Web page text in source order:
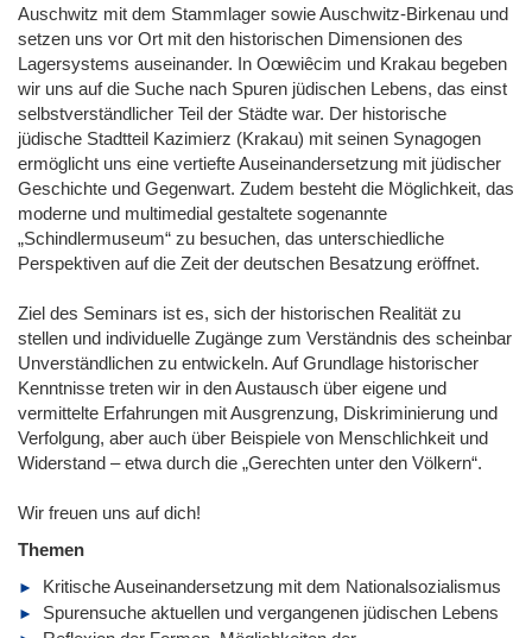
Auschwitz mit dem Stammlager sowie Auschwitz-Birkenau und
setzen uns vor Ort mit den historischen Dimensionen des
Lagersystems auseinander. In Oœwiêcim und Krakau begeben
wir uns auf die Suche nach Spuren jüdischen Lebens, das einst
selbstverständlicher Teil der Städte war. Der historische
jüdische Stadtteil Kazimierz (Krakau) mit seinen Synagogen
ermöglicht uns eine vertiefte Auseinandersetzung mit jüdischer
Geschichte und Gegenwart. Zudem besteht die Möglichkeit, das
moderne und multimedial gestaltete sogenannte
„Schindlermuseum“ zu besuchen, das unterschiedliche
Perspektiven auf die Zeit der deutschen Besatzung eröffnet.
Ziel des Seminars ist es, sich der historischen Realität zu
stellen und individuelle Zugänge zum Verständnis des scheinbar
Unverständlichen zu entwickeln. Auf Grundlage historischer
Kenntnisse treten wir in den Austausch über eigene und
vermittelte Erfahrungen mit Ausgrenzung, Diskriminierung und
Verfolgung, aber auch über Beispiele von Menschlichkeit und
Widerstand – etwa durch die „Gerechten unter den Völkern“.
Wir freuen uns auf dich!
Themen
Kritische Auseinandersetzung mit dem Nationalsozialismus
Spurensuche aktuellen und vergangenen jüdischen Lebens